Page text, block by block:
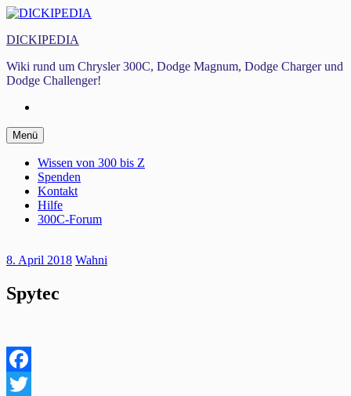
Zum
springen
DICKIPEDIA
Wiki rund um Chrysler 300C, Dodge Magnum, Dodge Charger und
Dodge Challenger!
Menü Zum
Inhalt
springen
Wissen von 300 bis Z
Spenden
Kontakt
Hilfe
300C-Forum
8. April 2018 Wahni
Spytec
Facebook